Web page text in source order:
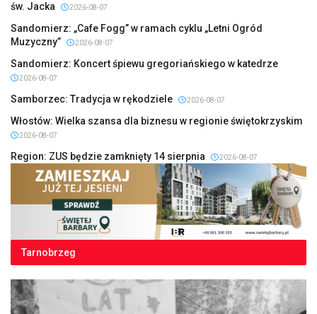
św. Jacka
2026-08-07
Sandomierz: „Cafe Fogg” w ramach cyklu „Letni Ogród
Muzyczny”
2026-08-07
Sandomierz: Koncert śpiewu gregoriańskiego w katedrze
2026-08-07
Samborzec: Tradycja w rękodziele 2026-08-07
Włostów: Wielka szansa dla biznesu w regionie świętokrzyskim
2026-08-07
Region: ZUS będzie zamknięty 14 sierpnia 2026-08-07
Tarnobrzeg